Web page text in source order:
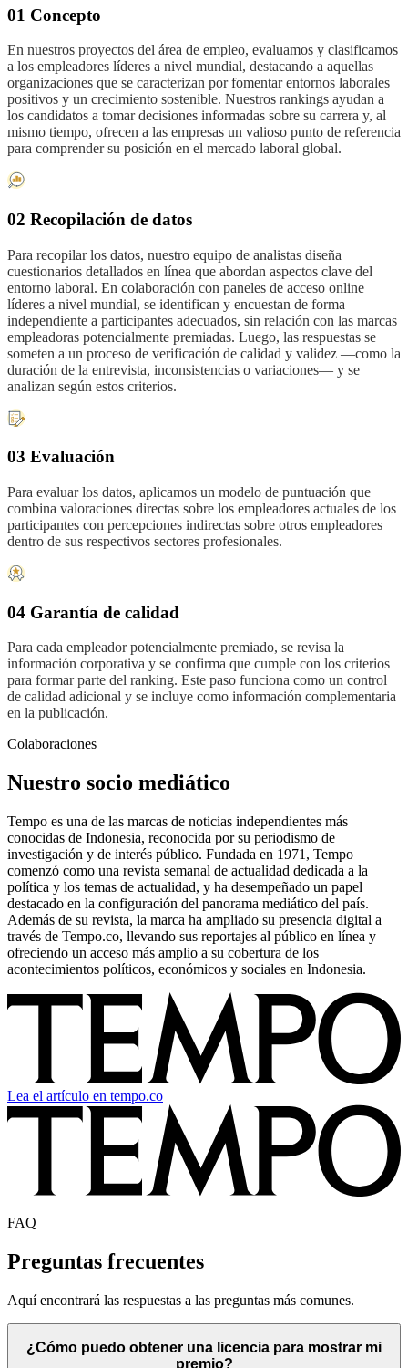
01 Concepto
En nuestros proyectos del área de empleo, evaluamos y clasificamos
a los empleadores líderes a nivel mundial, destacando a aquellas
organizaciones que se caracterizan por fomentar entornos laborales
positivos y un crecimiento sostenible. Nuestros rankings ayudan a
los candidatos a tomar decisiones informadas sobre su carrera y, al
mismo tiempo, ofrecen a las empresas un valioso punto de referencia
para comprender su posición en el mercado laboral global.
02 Recopilación de datos
Para recopilar los datos, nuestro equipo de analistas diseña
cuestionarios detallados en línea que abordan aspectos clave del
entorno laboral. En colaboración con paneles de acceso online
líderes a nivel mundial, se identifican y encuestan de forma
independiente a participantes adecuados, sin relación con las marcas
empleadoras potencialmente premiadas. Luego, las respuestas se
someten a un proceso de verificación de calidad y validez —como la
duración de la entrevista, inconsistencias o variaciones— y se
analizan según estos criterios.
03 Evaluación
Para evaluar los datos, aplicamos un modelo de puntuación que
combina valoraciones directas sobre los empleadores actuales de los
participantes con percepciones indirectas sobre otros empleadores
dentro de sus respectivos sectores profesionales.
04 Garantía de calidad
Para cada empleador potencialmente premiado, se revisa la
información corporativa y se confirma que cumple con los criterios
para formar parte del ranking. Este paso funciona como un control
de calidad adicional y se incluye como información complementaria
en la publicación.
Colaboraciones
Nuestro socio mediático
Tempo es una de las marcas de noticias independientes más
conocidas de Indonesia, reconocida por su periodismo de
investigación y de interés público. Fundada en 1971, Tempo
comenzó como una revista semanal de actualidad dedicada a la
política y los temas de actualidad, y ha desempeñado un papel
destacado en la configuración del panorama mediático del país.
Además de su revista, la marca ha ampliado su presencia digital a
través de Tempo.co, llevando sus reportajes al público en línea y
ofreciendo un acceso más amplio a su cobertura de los
acontecimientos políticos, económicos y sociales en Indonesia.
Lea el artículo en tempo.co
FAQ
Preguntas frecuentes
Aquí encontrará las respuestas a las preguntas más comunes.
¿Cómo puedo obtener una licencia para mostrar mi
premio?